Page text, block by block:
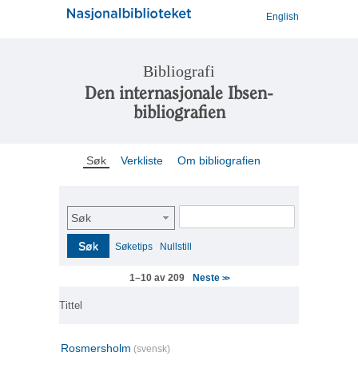
English
Bibliografi
Den internasjonale Ibsen-
bibliografien
Søk Verkliste Om bibliografien
Søk
Søk Søketips Nullstill
1–10 av 209 Neste >>
Tittel
Rosmersholm (svensk)